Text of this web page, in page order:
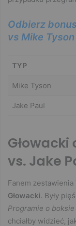
Odbierz
vs Mike Tyson
TYP
Mike Tyson
Jake Paul
Głowacki
vs. Jake
Fanem zestawienia
Głowacki. Były
Programie o boksie
chciałby widzieć,